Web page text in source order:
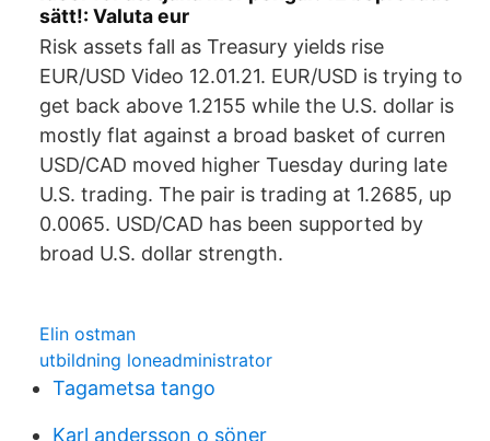
sätt!: Valuta eur
Risk assets fall as Treasury yields rise
EUR/USD Video 12.01.21. EUR/USD is trying to
get back above 1.2155 while the U.S. dollar is
mostly flat against a broad basket of curren
USD/CAD moved higher Tuesday during late
U.S. trading. The pair is trading at 1.2685, up
0.0065. USD/CAD has been supported by
broad U.S. dollar strength.
Elin ostman
utbildning loneadministrator
Tagametsa tango
Karl andersson o söner